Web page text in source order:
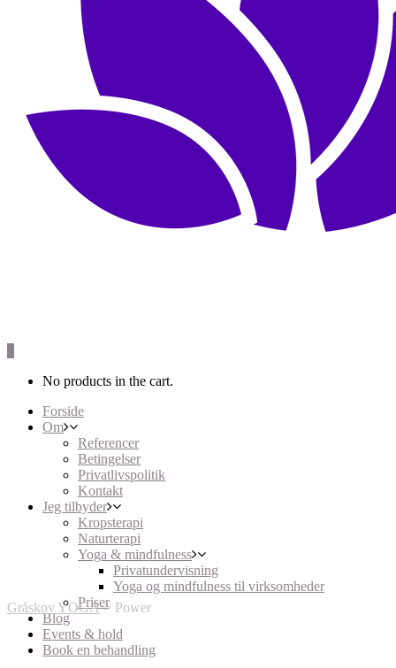
No products in the cart.
Forside
Om
Referencer
Betingelser
Privatlivspolitik
Kontakt
Jeg tilbyder
Kropsterapi
Naturterapi
Yoga & mindfulness
Privatundervisning
Yoga og mindfulness til virksomheder
Priser
Blog
Events & hold
Book en behandling
Gråskov YOGA> Power